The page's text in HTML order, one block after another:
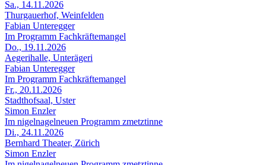
Sa., 14.11.2026
Thurgauerhof, Weinfelden
Fabian Unteregger
Im Programm Fachkräftemangel
Do., 19.11.2026
Aegerihalle, Unterägeri
Fabian Unteregger
Im Programm Fachkräftemangel
Fr., 20.11.2026
Stadthofsaal, Uster
Simon Enzler
Im nigelnagelneuen Programm zmetztinne
Di., 24.11.2026
Bernhard Theater, Zürich
Simon Enzler